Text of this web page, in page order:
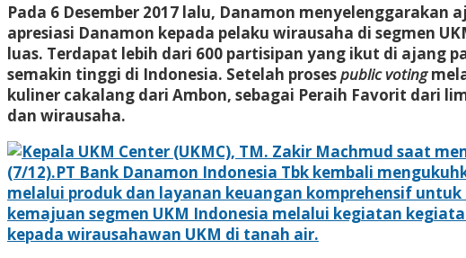
Pada 6 Desember 2017 lalu, Danamon menyelenggarakan
apresiasi Danamon kepada pelaku wirausaha di segmen
luas. Terdapat lebih dari 600 partisipan yang ikut di ajang
semakin tinggi di Indonesia. Setelah prosespublic voting
kuliner cakalang dari Ambon, sebagai Peraih Favorit dari
dan wirausaha.